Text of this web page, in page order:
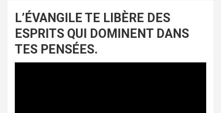
L’ÉVANGILE TE LIBÈRE DES
ESPRITS QUI DOMINENT DANS
TES PENSÉES.